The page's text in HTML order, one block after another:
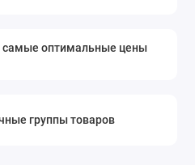
самые оптимальные цены
группы товаров